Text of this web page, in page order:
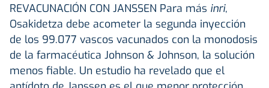
REVACUNACIÓN CON JANSSEN Para más inri,
Osakidetza debe acometer la segunda inyección
de los 99.077 vascos vacunados con la monodosis
de la farmacéutica Johnson & Johnson, la solución
menos fiable. Un estudio ha revelado que el